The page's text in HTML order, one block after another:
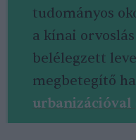
tudományos
a kínai
belélegzett
megbetegítő
urbanizációval